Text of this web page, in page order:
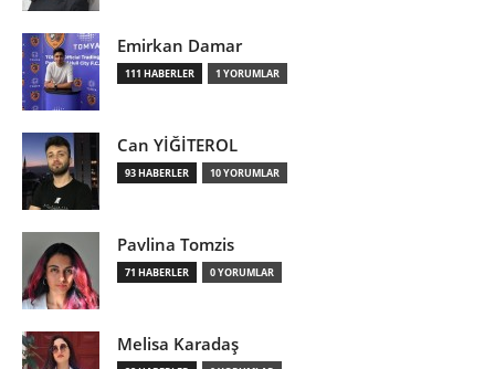
Emirkan Damar
111 HABERLER 1 YORUMLAR
Can YİĞİTEROL
93 HABERLER 10 YORUMLAR
Pavlina Tomzis
71 HABERLER 0 YORUMLAR
Melisa Karadaş